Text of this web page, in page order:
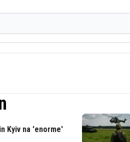
Kyiv na 'enorme'